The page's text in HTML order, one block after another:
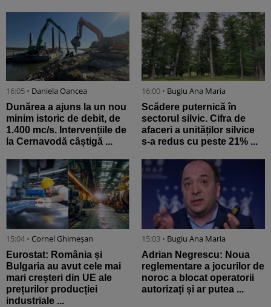
16:05 • Daniela Oancea
Dunărea a ajuns la un nou
minim istoric de debit, de
1.400 mc/s. Intervențiile de
la Cernavodă câștigă ...
16:00 • Bugiu ⁠Ana Maria
Scădere puternică în
sectorul silvic. Cifra de
afaceri a unităților silvice
s-a redus cu peste 21% ...
15:04 • Cornel Ghimeșan
Eurostat: România și
Bulgaria au avut cele mai
mari creșteri din UE ale
prețurilor producției
industriale ...
15:03 • Bugiu ⁠Ana Maria
Adrian Negrescu: Noua
reglementare a jocurilor de
noroc a blocat operatorii
autorizați și ar putea ...